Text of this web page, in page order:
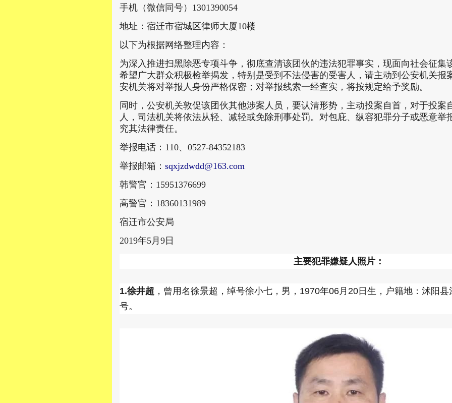
手机（微信同号）1301390054
地址：宿迁市宿城区律师大厦10楼
以下为根据网络整理内容：
为深入推进扫黑除恶专项斗争，彻底查清该团伙的违法犯罪事实，现面向社会征集
希望广大群众积极检举揭发，特别是受到不法侵害的受害人，请主动到公安机关报
安机关将对举报人身份严格保密；对举报线索一经查实，将按规定给予奖励。
同时，公安机关敦促该团伙其他涉案人员，要认清形势，主动投案自首，对于投案
人，司法机关将依法从轻、减轻或免除刑事处罚。对包庇、纵容犯罪分子或恶意举
究其法律责任。
举报电话：110、0527-84352183
举报邮箱： sqxjzdwdd@163.com
韩警官：15951376699
高警官：18360131989
宿迁市公安局
2019年5月9日
主要犯罪嫌疑人照片 ：
1.徐井超 ，曾用名徐景超，绰号徐小七，男，1970年06月20日生，户籍地：沭阳
号。